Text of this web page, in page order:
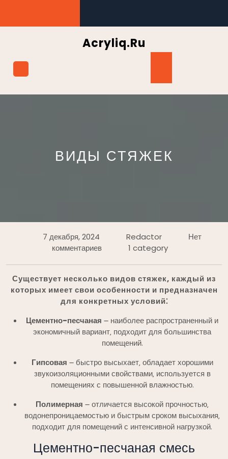
содержимому
Acryliq.ru
ВИДЫ СТЯЖЕК
7 декабря, 2024 Redactor
Нет
комментариев
1 category
Существует несколько видов стяжек‚ каждый из
которых имеет свои особенности и предназначен
для конкретных условий⁚
Цементно-песчаная ౼ наиболее распространенный и
экономичный вариант‚ подходит для большинства
помещений.
Гипсовая ౼ быстро высыхает‚ обладает хорошими
звукоизоляционными свойствами‚ используется в
помещениях с повышенной влажностью.
Полимерная ౼ отличается высокой прочностью‚
водонепроницаемостью и быстрым сроком высыхания‚
подходит для помещений с интенсивной нагрузкой.
Цементно-песчаная смесь